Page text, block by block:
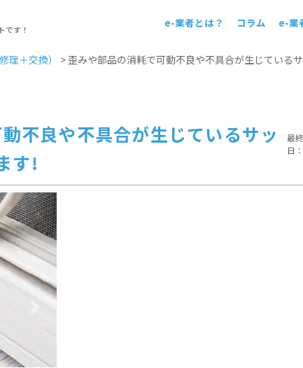
です！
e-業者とは？ コラム e-業
理＋交換） > 歪みや部品の消耗で可動不良や不具合が生じている
不良や不具合が生じているサッ
す!
最
日